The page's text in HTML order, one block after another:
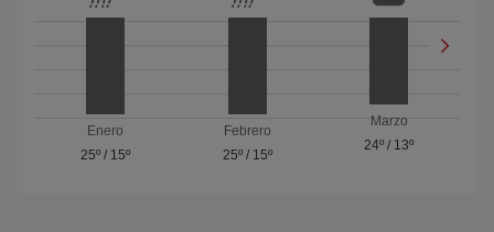
Enero
25º/ 15º
Febrero
25º/ 15º
Marzo
24º / 13º